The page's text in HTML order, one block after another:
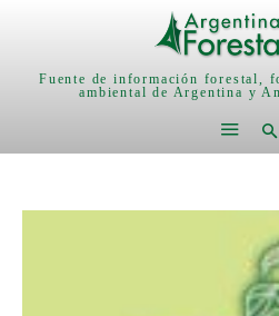
Fuente de información forestal,
ambiental de Argentina y